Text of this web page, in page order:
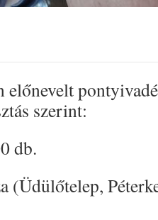
előnevelt
szerint:
db.
(Üdülőtelep,